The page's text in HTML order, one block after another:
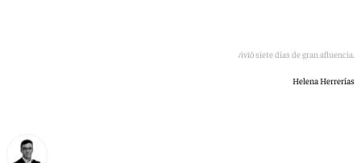
El Real de Almanjáyar vivió siete días de gran afluencia.
Helena Herrerías